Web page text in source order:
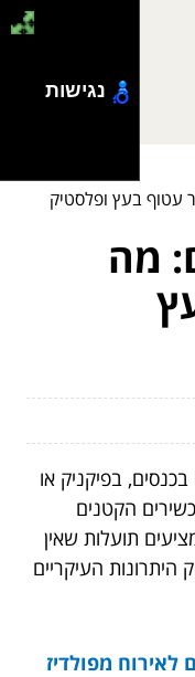
בעץ ופלסטיק
מה
בפיקניק או
הקטנים
תועלות שאין
העיקריים
מפולדיז
נגישות